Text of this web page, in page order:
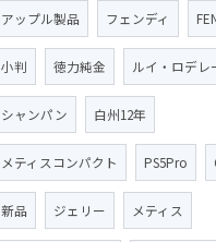
アップル製品 フェンディ
小判 徳力純金 ルイ・ロデレ
シャンパン 白州12年
メティスコンパクト PS5Pro
新品 ジェリー メティス